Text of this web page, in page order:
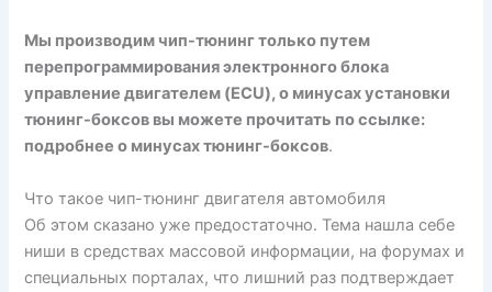
Мы производим чип-тюнинг только путем
перепрограммирования электронного блока
управление двигателем (ECU), о минусах установки
тюнинг-боксов вы можете прочитать по ссылке:
подробнее о минусах тюнинг-боксов.
Что такое чип-тюнинг двигателя автомобиля
Об этом сказано уже предостаточно. Тема нашла себе
ниши в средствах массовой информации, на форумах и
специальных порталах, что лишний раз подтверждает